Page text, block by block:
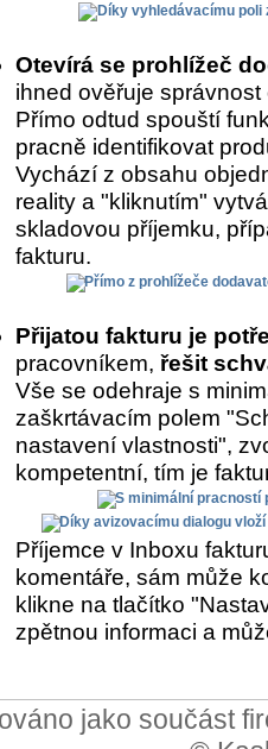
Otevírá se prohlížeč
ihned ověřuje správnost
Přímo odtud spouští
pracně identifikovat
Vychází z obsahu
reality a "kliknutím"
skladovou příjemku,
fakturu.
Přijatou fakturu je
pracovníkem, řešit
Vše se odehraje s
zaškrtávacím polem
nastavení vlastnosti",
kompetentní, tím je
Příjemce v Inboxu
komentáře, sám může
klikne na tlačítko
zpětnou informaci a
jako součást